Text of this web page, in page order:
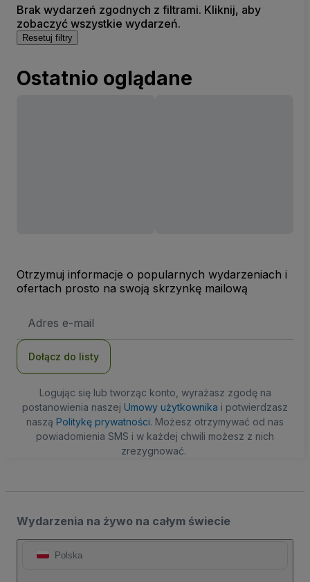
Brak wydarzeń zgodnych z filtrami. Kliknij, aby
zobaczyć wszystkie wydarzeń.
Resetuj filtry
Ostatnio oglądane
Otrzymuj informacje o popularnych wydarzeniach i
ofertach prosto na swoją skrzynkę mailową
e-
Dołącz do listy
Logując się lub tworząc konto, wyrażasz zgodę na
postanowienia naszej Umowy użytkownika i potwierdzasz
naszą Politykę prywatności. Możesz otrzymywać od nas
powiadomienia SMS i w każdej chwili możesz z nich
zrezygnować.
Wydarzenia na żywo na całym świecie
Polska